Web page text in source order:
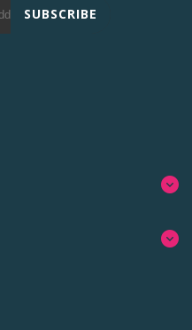
SUBSCRIBE